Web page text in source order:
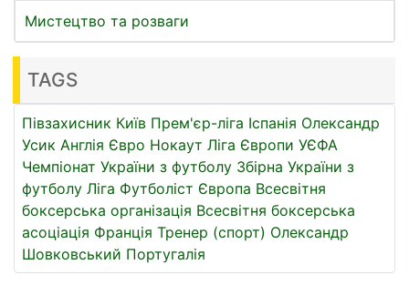
Мистецтво та розваги
TAGS
Півзахисник Київ Прем'єр-ліга Іспанія Олександр
Усик Англія Євро Нокаут Ліга Європи УЄФА
Чемпіонат України з футболу Збірна України з
футболу Ліга Футболіст Європа Всесвітня
боксерська організація Всесвітня боксерська
асоціація Франція Тренер (спорт) Олександр
Шовковський Португалія